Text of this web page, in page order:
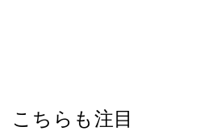
こちらも注目